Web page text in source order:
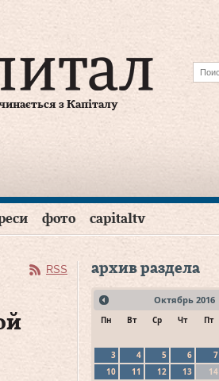
з Капіталу
фото capitaltv
RSS архив раздела
Октябрь 2016
Пн Вт Ср Чт Пт
3
4 5 6 7
10
11 12 13 14